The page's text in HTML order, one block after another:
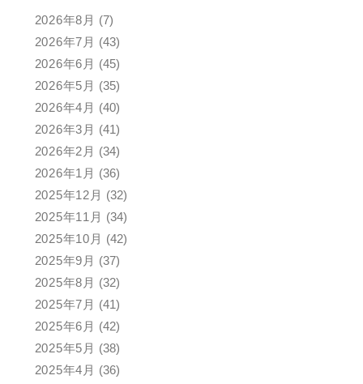
2026年8月 (7)
2026年7月 (43)
2026年6月 (45)
2026年5月 (35)
2026年4月 (40)
2026年3月 (41)
2026年2月 (34)
2026年1月 (36)
2025年12月 (32)
2025年11月 (34)
2025年10月 (42)
2025年9月 (37)
2025年8月 (32)
2025年7月 (41)
2025年6月 (42)
2025年5月 (38)
2025年4月 (36)